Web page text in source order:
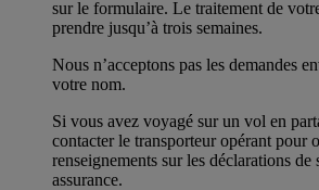
sur le formulaire. Le traitement de
prendre jusqu’à trois semaines.
Nous n’acceptons pas les demandes
votre nom.
Si vous avez voyagé sur un vol en
contacter le transporteur opérant pour
renseignements sur les déclarations
assurance.